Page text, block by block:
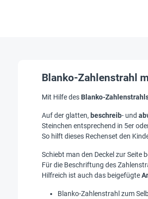
Blanko-Zahlenstrahl
Mit Hilfe des Blanko-
Auf der glatten, beschreib- und
Steinchen entsprechend in 5er
So hilft dieses Rechenset den
Schiebt man den Deckel zur Seite
Für die Beschriftung des
Hilfreich ist auch das beigefügte
Blanko-Zahlenstrahl zum